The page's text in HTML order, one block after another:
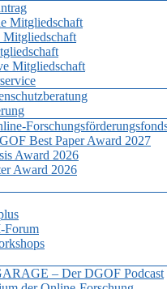
Mitgliedschaft
Mitgliedschaft
Mitgliedschaft
Best Paper Award 2027
Award 2026
Award 2026
– Der DGOF Podcast